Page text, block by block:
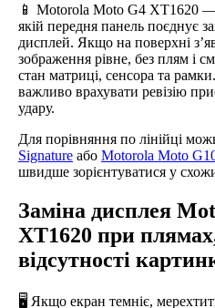
📱 Motorola Moto G4 XT1620
якій передня панель поєднує
дисплей. Якщо на поверхні
зображення рівне, без плям і
стан матриці, сенсора та
важливо врахувати ревізію
удару.
Для порівняння по лінійці
Signature або Motorola Moto
швидше зорієнтуватися у
Заміна дисплея
XT1620 при
відсутності
🖥️ Якщо екран темніє,